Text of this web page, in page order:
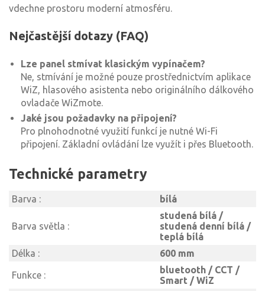
vdechne prostoru moderní atmosféru.
Nejčastější dotazy (FAQ)
Lze panel stmívat klasickým vypínačem?
Ne, stmívání je možné pouze prostřednictvím aplikace
WiZ, hlasového asistenta nebo originálního dálkového
ovladače WiZmote.
Jaké jsou požadavky na připojení?
Pro plnohodnotné využití funkcí je nutné Wi-Fi
připojení. Základní ovládání lze využít i přes Bluetooth.
Technické parametry
Barva : bílá
Barva světla :
studená bílá /
studená denní bílá /
teplá bílá
Délka :
600 mm
Funkce :
bluetooth / CCT /
Smart / WiZ